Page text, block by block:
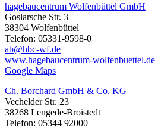
hagebaucentrum Wolfenbüttel GmbH
Goslarsche Str. 3
38304 Wolfenbüttel
Telefon: 05331-9598-0
ab@hbc-wf.de
www.hagebaucentrum-wolfenbuettel.de
Google Maps
Ch. Borchard GmbH & Co. KG
Vechelder Str. 23
38268 Lengede-Broistedt
Telefon: 05344 92000